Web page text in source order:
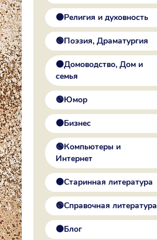
🟠Религия и духовность
🟢Поэзия, Драматургия
🟠Домоводство, Дом и
семья
🟢Юмор
🟠Бизнес
🟢Компьютеры и
Интернет
🟠Старинная литература
🟢Справочная литература
🟠Блог